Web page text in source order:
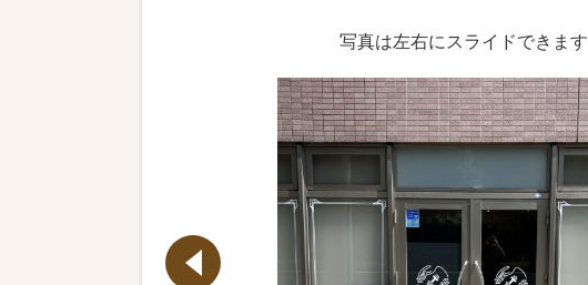
写真は左右にスライドできます